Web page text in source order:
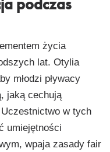
podczas
życia
lat. Otylia
młodzi pływacy
jaką cechują
w tych
umiejętności
wpaja zasady fair